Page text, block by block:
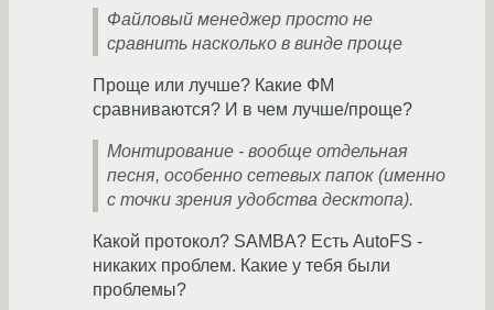
Файловый менеджер просто не
сравнить насколько в винде проще
Проще или лучше? Какие ФМ
сравниваются? И в чем лучше/проще?
Монтирование - вообще отдельная
песня, особенно сетевых папок (именно
с точки зрения удобства десктопа).
Какой протокол? SAMBA? Есть AutoFS -
никаких проблем. Какие у тебя были
проблемы?